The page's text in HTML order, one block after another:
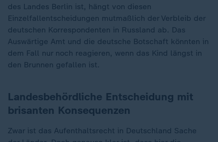
des Landes Berlin ist, hängt von diesen
Einzelfallentscheidungen mutmaßlich der Verbleib der
deutschen Korrespondenten in Russland ab. Das
Auswärtige Amt und die deutsche Botschaft könnten in
dem Fall nur noch reagieren, wenn das Kind längst in
den Brunnen gefallen ist.
Landesbehördliche Entscheidung mit
brisanten Konsequenzen
Zwar ist das Aufenthaltsrecht in Deutschland Sache